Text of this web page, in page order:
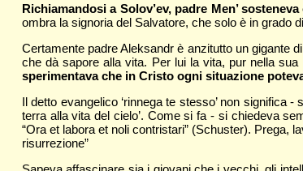
Richiamandosi a Solov’ev, padre Men’
ombra la signoria del Salvatore, che solo è in grado
Certamente padre Aleksandr è anzitutto un gigante
che dà sapore alla vita. Per lui la vita, pur nella
sperimentava che in Cristo ogni situazione
Il detto evangelico ‘rinnega te stesso’ non
terra alla vita del cielo’. Come si fa - si chiedeva
“Ora et labora et noli contristari” (Schuster). Prega,
risurrezione”